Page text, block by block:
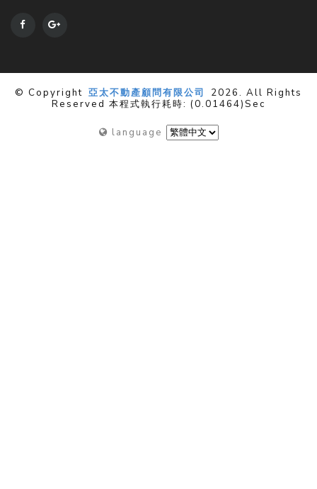
© Copyright 亞太不動產顧問有限公司
2026. All Rights
Reserved 本程式執行耗時: (0.01464)sec
language